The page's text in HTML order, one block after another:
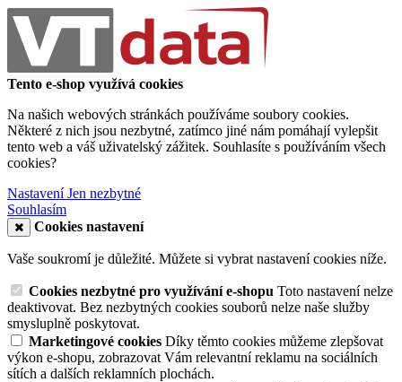
Tento e-shop využívá cookies
Na našich webových stránkách používáme soubory cookies.
Některé z nich jsou nezbytné, zatímco jiné nám pomáhají vylepšit
tento web a váš uživatelský zážitek. Souhlasíte s používáním všech
cookies?
NastaveníJen nezbytné
Souhlasím
Cookies nastavení
Vaše soukromí je důležité. Můžete si vybrat nastavení cookies níže.
Cookies nezbytné pro využívání e-shopu Toto nastavení nelze
deaktivovat. Bez nezbytných cookies souborů nelze naše služby
smysluplně poskytovat.
Marketingové cookies Díky těmto cookies můžeme zlepšovat
výkon e-shopu, zobrazovat Vám relevantní reklamu na sociálních
sítích a dalších reklamních plochách.